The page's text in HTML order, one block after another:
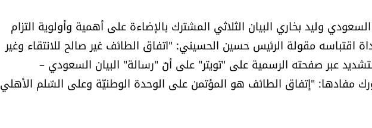
وليد بخاري البيان الثلاثي المشترك بالإضاءة على أهمية وأولوية التزام
اقتباسه مقولة الرئيس حسين الحسيني: "اتفاق الطائف غير صالح للانتقاء وغير
عبر صفحته الرسمية على "تويتر" على أنّ "رسالة" البيان السعودي –
مفادها: "إتفاق الطائف هو المؤتمن على الوحدة الوطنيّة وعلى السّلم الأهلي